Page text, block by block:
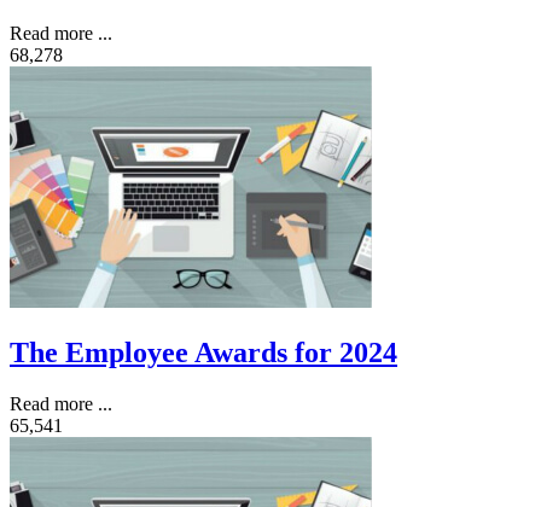
Read more ...
68,278
The Employee Awards for 2024
Read more ...
65,541